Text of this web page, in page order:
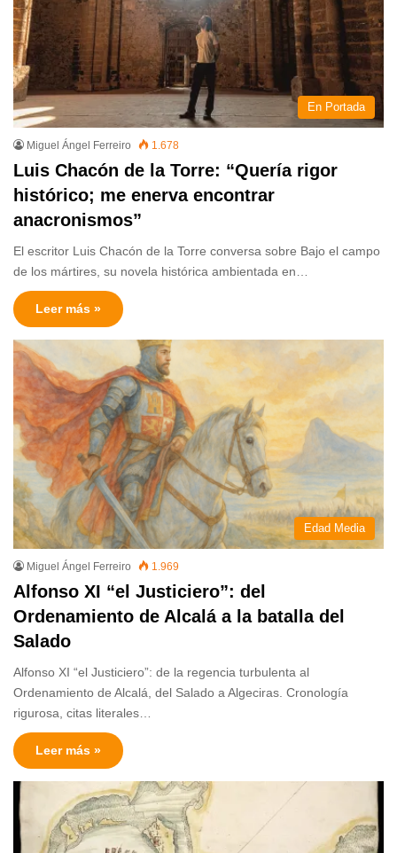
En Portada
Miguel Ángel Ferreiro 1.678
Luis Chacón de la Torre: “Quería rigor
histórico; me enerva encontrar
anacronismos”
El escritor Luis Chacón de la Torre conversa sobre Bajo el campo
de los mártires, su novela histórica ambientada en…
Leer más »
Edad Media
Miguel Ángel Ferreiro 1.969
Alfonso XI “el Justiciero”: del
Ordenamiento de Alcalá a la batalla del
Salado
Alfonso XI “el Justiciero”: de la regencia turbulenta al
Ordenamiento de Alcalá, del Salado a Algeciras. Cronología
rigurosa, citas literales…
Leer más »